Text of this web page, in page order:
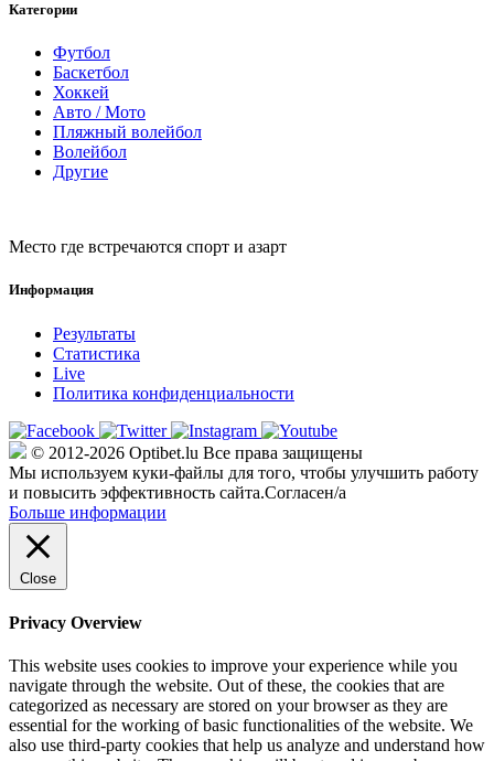
Категории
Футбол
Баскетбол
Хоккей
Авто / Мото
Пляжный волейбол
Волейбол
Другие
Место где встречаются спорт и азарт
Информация
Результаты
Статистика
Live
Политика конфиденциальности
© 2012-2026 Optibet.lu Все права защищены
Мы используем куки-файлы для того, чтобы улучшить работу
и повысить эффективность сайта.Согласен/а
Больше информации
Close
Privacy Overview
This website uses cookies to improve your experience while you
navigate through the website. Out of these, the cookies that are
categorized as necessary are stored on your browser as they are
essential for the working of basic functionalities of the website. We
also use third-party cookies that help us analyze and understand how